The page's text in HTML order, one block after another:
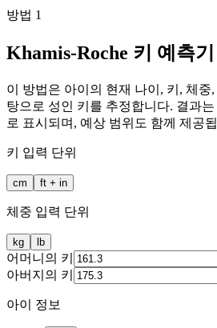
방법 1
Khamis-Roche 키 예측기
이 방법은 아이의 현재 나이, 키, 체중
탕으로 성인 키를 추정합니다. 결과
로 표시되며, 예상 범위도 함께 제공
키 입력 단위
cm ft + in
체중 입력 단위
kg lb
어머니의 키
아버지의 키
아이 정보